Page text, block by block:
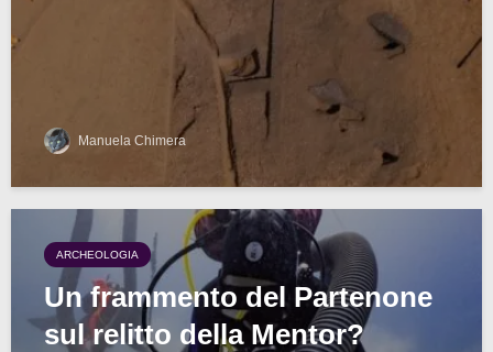
Manuela Chimera
ARCHEOLOGIA
Un frammento del Partenone
sul relitto della Mentor?